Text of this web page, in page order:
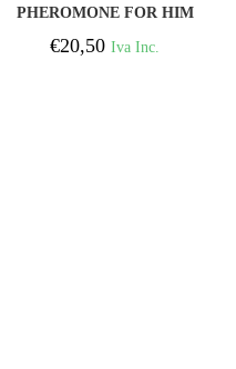
PHEROMONE FOR HIM
PERFUME DE
FEROMÔNIO PARA ELE
€20,50 Iva Inc.